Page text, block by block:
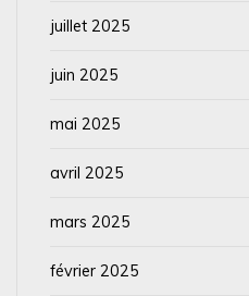
juillet 2025
juin 2025
mai 2025
avril 2025
mars 2025
février 2025